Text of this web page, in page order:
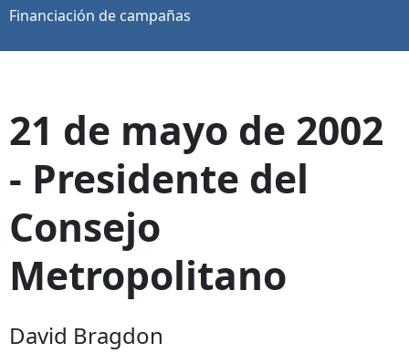
Financiación de campañas
21 de mayo de 2002
- Presidente del
Consejo
Metropolitano
David Bragdon